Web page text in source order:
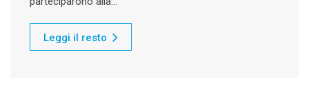
Leggi il resto